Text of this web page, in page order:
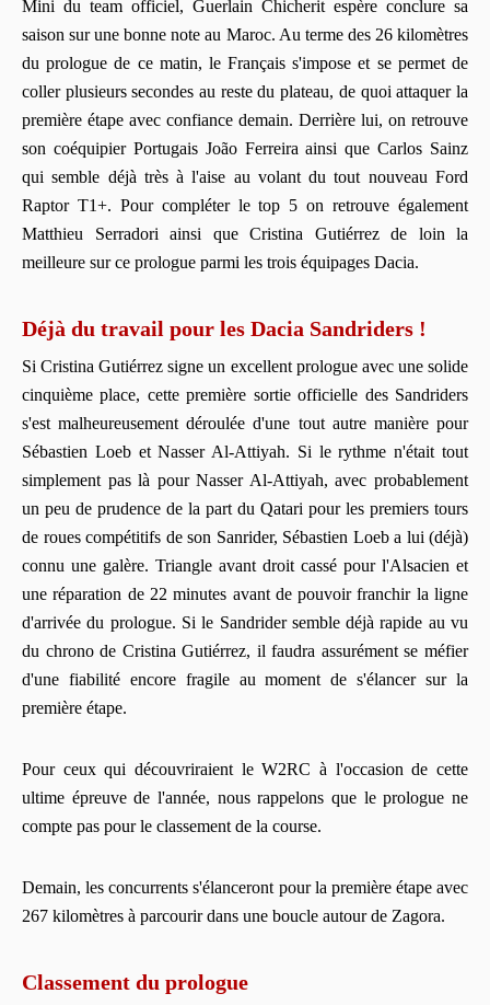
Mini du team officiel, Guerlain Chicherit espère conclure sa
saison sur une bonne note au Maroc. Au terme des 26 kilomètres
du prologue de ce matin, le Français s'impose et se permet de
coller plusieurs secondes au reste du plateau, de quoi attaquer la
première étape avec confiance demain. Derrière lui, on retrouve
son coéquipier Portugais João Ferreira ainsi que Carlos Sainz
qui semble déjà très à l'aise au volant du tout nouveau Ford
Raptor T1+. Pour compléter le top 5 on retrouve également
Matthieu Serradori ainsi que Cristina Gutiérrez de loin la
meilleure sur ce prologue parmi les trois équipages Dacia.
Déjà du travail pour les Dacia Sandriders !
Si Cristina Gutiérrez signe un excellent prologue avec une solide
cinquième place, cette première sortie officielle des Sandriders
s'est malheureusement déroulée d'une tout autre manière pour
Sébastien Loeb et Nasser Al-Attiyah. Si le rythme n'était tout
simplement pas là pour Nasser Al-Attiyah, avec probablement
un peu de prudence de la part du Qatari pour les premiers tours
de roues compétitifs de son Sanrider, Sébastien Loeb a lui (déjà)
connu une galère. Triangle avant droit cassé pour l'Alsacien et
une réparation de 22 minutes avant de pouvoir franchir la ligne
d'arrivée du prologue. Si le Sandrider semble déjà rapide au vu
du chrono de Cristina Gutiérrez, il faudra assurément se méfier
d'une fiabilité encore fragile au moment de s'élancer sur la
première étape.
Pour ceux qui découvriraient le W2RC à l'occasion de cette
ultime épreuve de l'année, nous rappelons que le prologue ne
compte pas pour le classement de la course.
Demain, les concurrents s'élanceront pour la première étape avec
267 kilomètres à parcourir dans une boucle autour de Zagora.
Classement du prologue